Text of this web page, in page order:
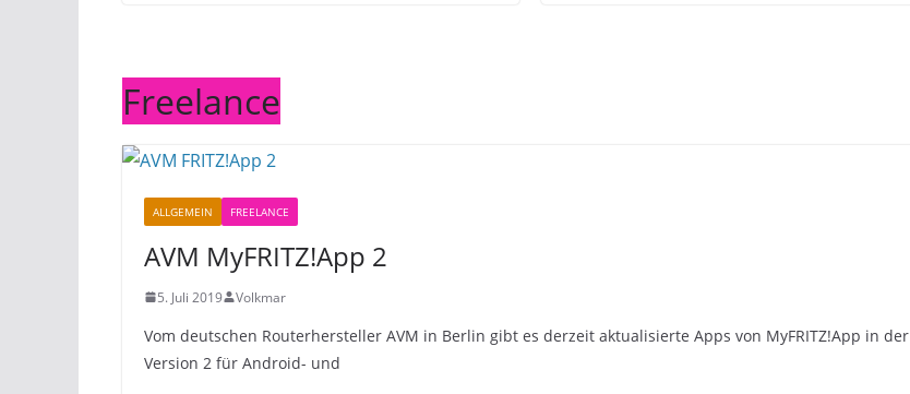
Freelance
ALLGEMEIN FREELANCE
AVM MyFRITZ!App 2
5. Juli 2019 Volkmar
Vom deutschen Routerhersteller AVM in Berlin gibt es derzeit aktualisierte Apps von MyFRITZ!App in der
Version 2 für Android- und